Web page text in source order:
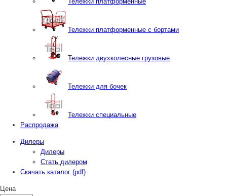
Тележки платформенные с бортами
Тележки двухколесные грузовые
Тележки для бочек
Тележки специальные
Распродажа
Дилеры
Дилеры
Стать дилером
Скачать каталог (pdf)
Цена